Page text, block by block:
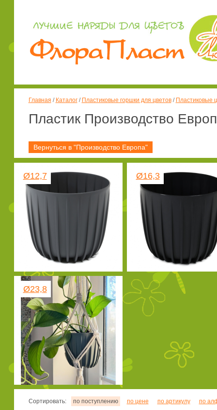
Главная / Каталог/ Пластиковые горшки для цветов/ Пластиковые
Пластик Производство
Вернуться в "Производство Европа"
Ø12,7 Ø16,3
Ø23,8
Сортировать: по поступлению по цене по артикулу по